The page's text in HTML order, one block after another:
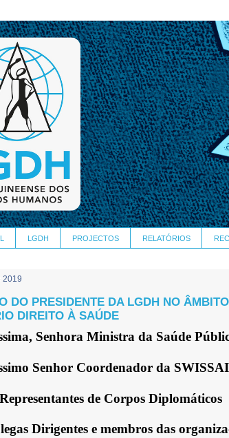
LGDH PROJECTOS RELATÓRIOS
2019
DO PRESIDENTE DA LGDH NO
DIREITO À SAÚDE
Senhora Ministra da Saúde
Senhor Coordenador da
de Corpos Diplomáticos
Dirigentes e membros das organiza